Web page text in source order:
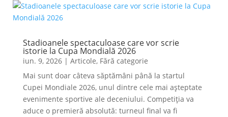
Stadioanele spectaculoase care vor scrie
istorie la Cupa Mondială 2026
iun. 9, 2026| Articole, Fără categorie
Mai sunt doar câteva săptămâni până la startul
Cupei Mondiale 2026, unul dintre cele mai așteptate
evenimente sportive ale deceniului. Competiția va
aduce o premieră absolută: turneul final va fi